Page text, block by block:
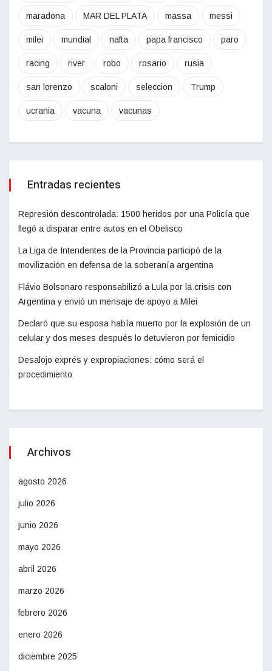
maradona MAR DEL PLATA massa messi
milei mundial nafta papa francisco paro
racing river robo rosario rusia
san lorenzo scaloni seleccion Trump
ucrania vacuna vacunas
Entradas recientes
Represión descontrolada: 1500 heridos por una Policía que
llegó a disparar entre autos en el Obelisco
La Liga de Intendentes de la Provincia participó de la
movilización en defensa de la soberanía argentina
Flávio Bolsonaro responsabilizó a Lula por la crisis con
Argentina y envió un mensaje de apoyo a Milei
Declaró que su esposa había muerto por la explosión de un
celular y dos meses después lo detuvieron por femicidio
Desalojo exprés y expropiaciones: cómo será el
procedimiento
Archivos
agosto 2026
julio 2026
junio 2026
mayo 2026
abril 2026
marzo 2026
febrero 2026
enero 2026
diciembre 2025